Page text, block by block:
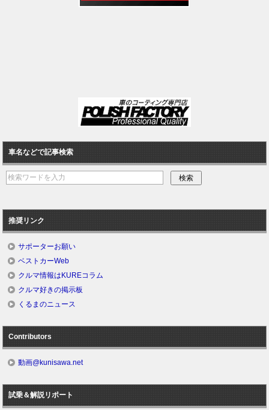
車名などで記事検索
推奨リンク
サポーターお願い
ベストカーWeb
クルマ情報はKUREコラム
クルマ好きの掲示板
くるまのニュース
Contributors
動画@kunisawa.net
試乗＆解説リポート